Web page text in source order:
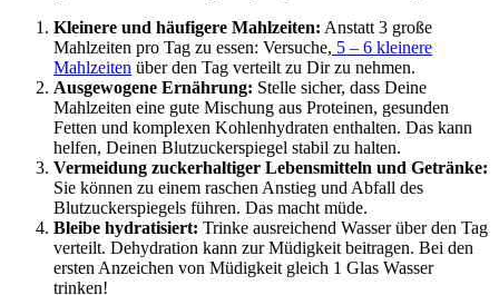
Kleinere und häufigere Mahlzeiten: Anstatt 3 große
Mahlzeiten pro Tag zu essen: Versuche, 5 – 6 kleinere
Mahlzeiten über den Tag verteilt zu Dir zu nehmen.
Ausgewogene Ernährung: Stelle sicher, dass Deine
Mahlzeiten eine gute Mischung aus Proteinen, gesunden
Fetten und komplexen Kohlenhydraten enthalten. Das kann
helfen, Deinen Blutzuckerspiegel stabil zu halten.
Vermeidung zuckerhaltiger Lebensmitteln und Getränke:
Sie können zu einem raschen Anstieg und Abfall des
Blutzuckerspiegels führen. Das macht müde.
Bleibe hydratisiert: Trinke ausreichend Wasser über den Tag
verteilt. Dehydration kann zur Müdigkeit beitragen. Bei den
ersten Anzeichen von Müdigkeit gleich 1 Glas Wasser
trinken!